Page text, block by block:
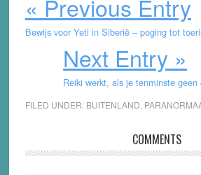
« Previous Entry
Bewijs voor Yeti in Siberië – poging tot
Next Entry »
Reiki werkt, als je tenminste
FILED UNDER: BUITENLAND
Interactions
COMMENTS